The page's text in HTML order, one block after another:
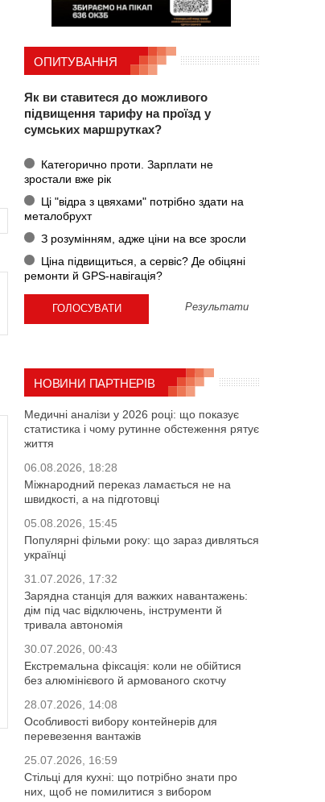
ОПИТУВАННЯ
Як ви ставитеся до можливого
підвищення тарифу на проїзд у
сумських маршрутках?
Категорично проти. Зарплати не
зростали вже рік
Ці "відра з цвяхами" потрібно здати на
металобрухт
З розумінням, адже ціни на все зросли
Ціна підвищиться, а сервіс? Де обіцяні
ремонти й GPS-навігація?
Результати
НОВИНИ ПАРТНЕРІВ
Медичні аналізи у 2026 році: що показує
статистика і чому рутинне обстеження рятує
життя
06.08.2026, 18:28
Міжнародний переказ ламається не на
швидкості, а на підготовці
05.08.2026, 15:45
Популярні фільми року: що зараз дивляться
українці
31.07.2026, 17:32
Зарядна станція для важких навантажень:
дім під час відключень, інструменти й
тривала автономія
30.07.2026, 00:43
Екстремальна фіксація: коли не обійтися
без алюмінієвого й армованого скотчу
28.07.2026, 14:08
Особливості вибору контейнерів для
перевезення вантажів
25.07.2026, 16:59
Стільці для кухні: що потрібно знати про
них, щоб не помилитися з вибором